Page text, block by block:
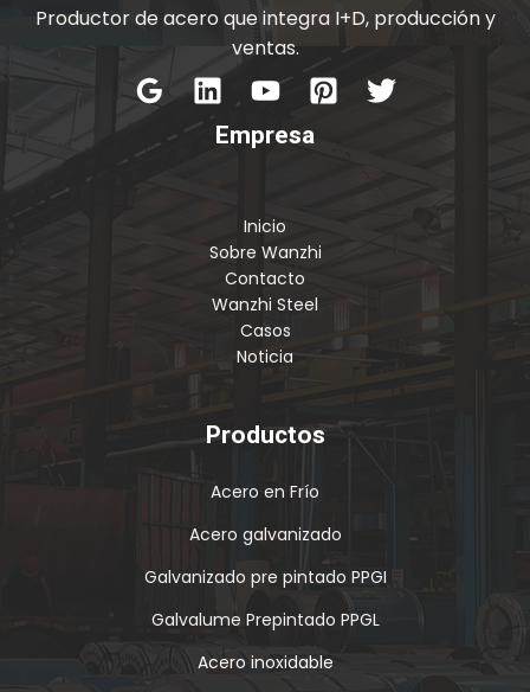
Productor de acero que integra I+D, producción y
ventas.
Empresa
Inicio
Sobre Wanzhi
Contacto
Wanzhi Steel
Casos
Noticia
Productos
Acero en Frío
Acero galvanizado
Galvanizado pre pintado PPGI
Galvalume Prepintado PPGL
Acero inoxidable